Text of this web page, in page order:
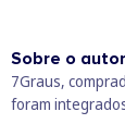
Sobre o
7Graus,
foram